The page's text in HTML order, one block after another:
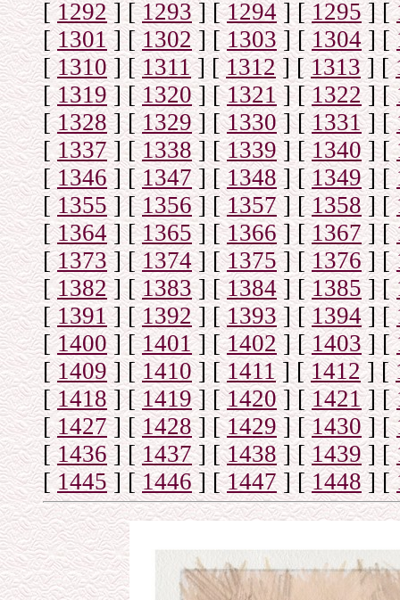
[1292] [1293] [1294 ] [1295] [
[1301] [1302] [1303] [1304] [
[1310] [1311] [1312] [1313] [
[1319] [1320] [1321] [1322] [
[1328] [1329] [1330] [1331] [
[1337] [1338] [1339] [1340] [
[1346] [1347] [1348] [1349] [
[1355] [1356] [1357] [1358] [
[1364] [1365] [1366] [1367] [
[1373] [1374] [1375] [1376] [
[1382] [1383] [1384] [1385] [
[1391] [1392] [1393] [1394] [
[1400] [1401] [1402] [1403] [
[1409] [1410] [1411] [1412] [
[1418] [1419] [1420] [1421] [
[1427] [1428] [1429] [1430] [
[1436] [1437] [1438] [1439] [
[1445] [1446] [1447] [1448] [